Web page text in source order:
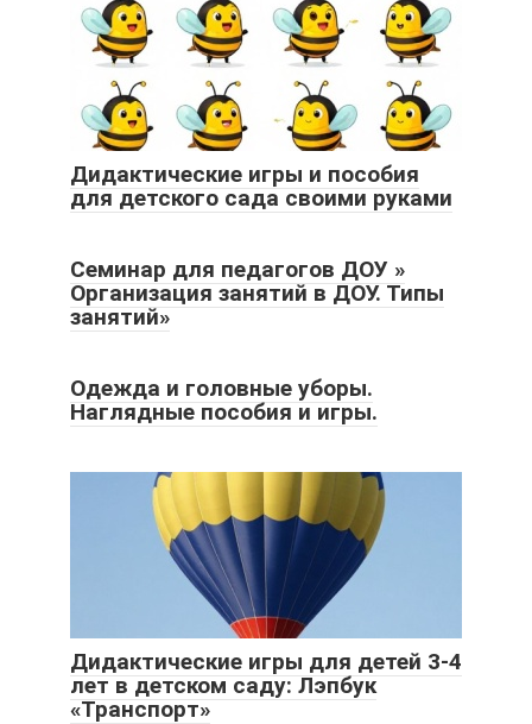
Дидактические игры и пособия
для детского сада своими руками
Семинар для педагогов ДОУ »
Организация занятий в ДОУ. Типы
занятий»
Одежда и головные уборы.
Наглядные пособия и игры.
Дидактические игры для детей 3-4
лет в детском саду: Лэпбук
«Транспорт»